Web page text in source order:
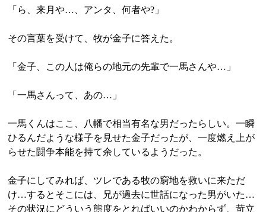
「ら、来月や…、アンタ、何者や?」
その言葉を受けて、牧が金子に答えた。
「金子、この人は俺らの地元の先輩で一馬さんや…」
「一馬さんって、あの…」
一馬くんはここ、八幡で相当有名な男だったらしい。一瞬
ひるんだような様子を見せた金子だったが、一度燃え上が
らせた闘争本能を持て余しているようだった。
金子にしてみれば、ツレである牧の窮地を救いに来ただ
け…するとそこには、兄が過去に世話になった男がいた…
その状況にどういう態度をとればいいのかわからず、苛立